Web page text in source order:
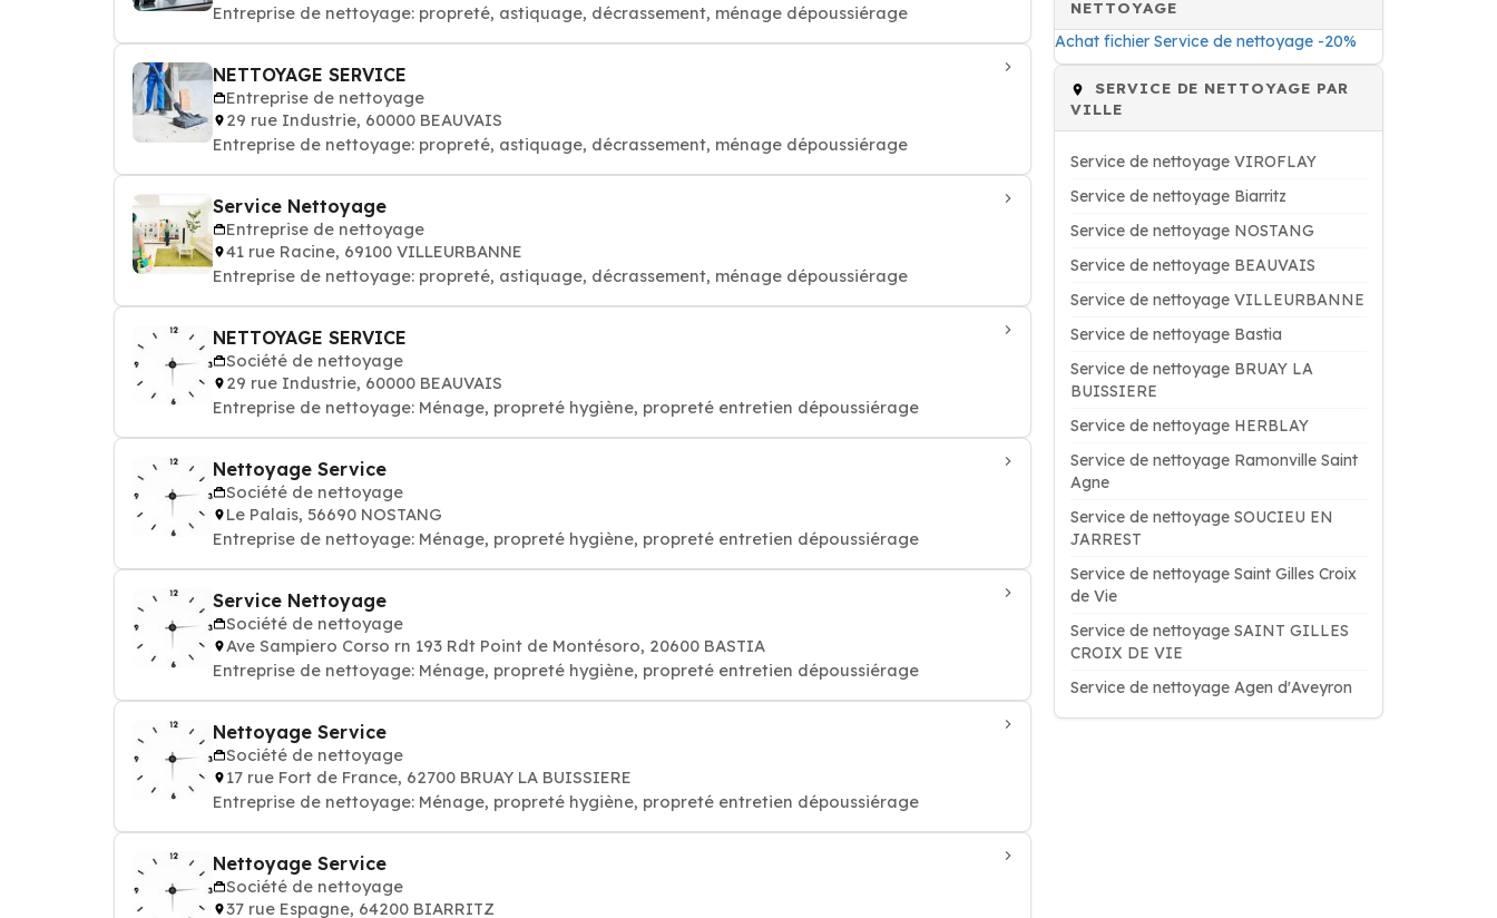
Entreprise de nettoyage: propreté, astiquage, décrassement, ménage dépoussiérage
NETTOYAGE SERVICE
Entreprise de nettoyage
29 rue Industrie, 60000 BEAUVAIS
Entreprise de nettoyage: propreté, astiquage, décrassement, ménage dépoussiérage
Service Nettoyage
Entreprise de nettoyage
41 rue Racine, 69100 VILLEURBANNE
Entreprise de nettoyage: propreté, astiquage, décrassement, ménage dépoussiérage
NETTOYAGE SERVICE
Société de nettoyage
29 rue Industrie, 60000 BEAUVAIS
Entreprise de nettoyage: Ménage, propreté hygiène, propreté entretien dépoussiérage
Nettoyage Service
Société de nettoyage
Le Palais, 56690 NOSTANG
Entreprise de nettoyage: Ménage, propreté hygiène, propreté entretien dépoussiérage
Service Nettoyage
Société de nettoyage
Ave Sampiero Corso rn 193 Rdt Point de Montésoro, 20600 BASTIA
Entreprise de nettoyage: Ménage, propreté hygiène, propreté entretien dépoussiérage
Nettoyage Service
Société de nettoyage
17 rue Fort de France, 62700 BRUAY LA BUISSIERE
Entreprise de nettoyage: Ménage, propreté hygiène, propreté entretien dépoussiérage
Nettoyage Service
Société de nettoyage
37 rue Espagne, 64200 BIARRITZ
NETTOYAGE
Achat fichier Service de nettoyage -20%
SERVICE DE NETTOYAGE PAR
VILLE
Service de nettoyage VIROFLAY
Service de nettoyage Biarritz
Service de nettoyage NOSTANG
Service de nettoyage BEAUVAIS
Service de nettoyage VILLEURBANNE
Service de nettoyage Bastia
Service de nettoyage BRUAY LA
BUISSIERE
Service de nettoyage HERBLAY
Service de nettoyage Ramonville Saint
Agne
Service de nettoyage SOUCIEU EN
JARREST
Service de nettoyage Saint Gilles Croix
de Vie
Service de nettoyage SAINT GILLES
CROIX DE VIE
Service de nettoyage Agen d'Aveyron